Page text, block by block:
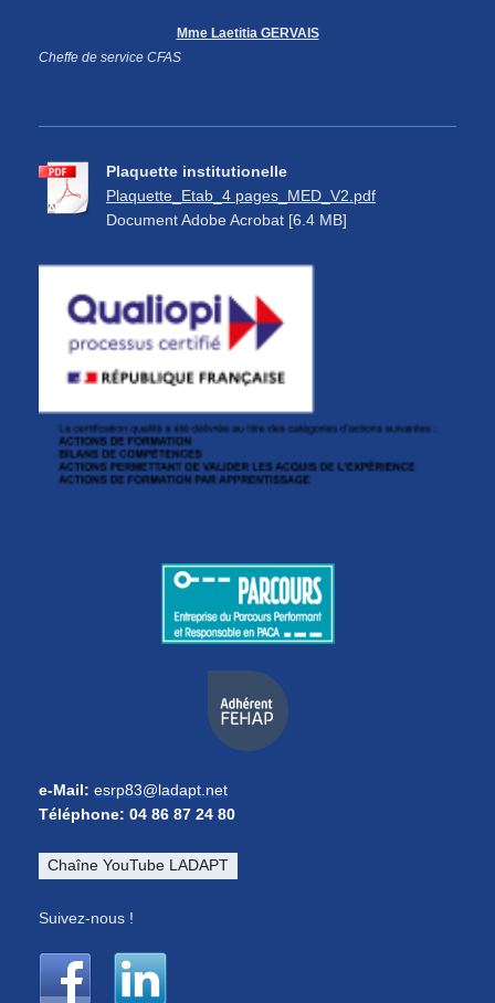
Mme Laetitia GERVAIS
Cheffe de service CFAS
Plaquette institutionelle
Plaquette_Etab_4 pages_MED_V2.pdf
Document Adobe Acrobat [6.4 MB]
e-Mail: esrp83@ladapt.net
Téléphone: 04 86 87 24 80
Chaîne YouTube LADAPT
Suivez-nous !